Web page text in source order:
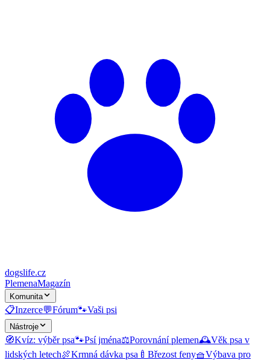
dogslife.cz
PlemenaMagazín
Komunita
📋Inzerce💬Fórum🐾Vaši psi
Nástroje
🧭Kvíz: výběr psa🐾Psí jména⚖️Porovnání plemen🕰️Věk psa v
lidských letech🍖Krmná dávka psa 🍼 Březost feny🧺Výbava pro